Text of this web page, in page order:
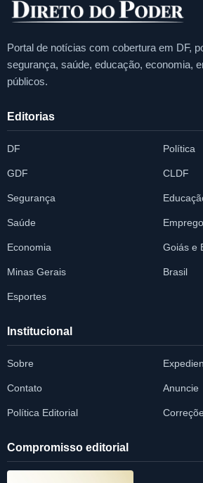
Portal de notícias com cobertura em DF,
segurança, saúde, educação, economia,
públicos.
Editorias
DF Política
GDF CLDF
Segurança
Saúde
Economia Goiás e
Minas Gerais Brasil
Esportes
Institucional
Sobre
Contato Anuncie
Política Editorial
Compromisso editorial